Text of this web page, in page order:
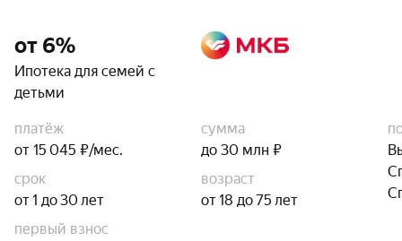
от 6%
Ипотека для семей с
детьми
платёж
от 15 045 ₽/мес.
сумма
до 30 млн ₽
срок
от 1 до 30 лет
возраст
от 18 до 75 лет
первый взнос